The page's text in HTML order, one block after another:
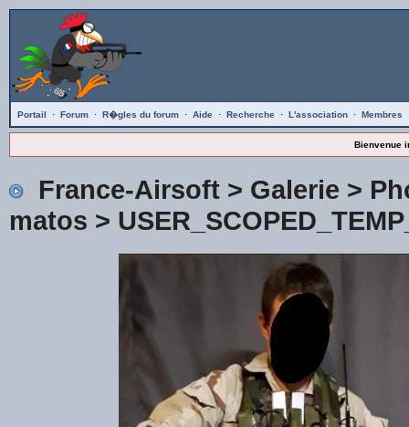
Portail · Forum · R�gles du forum · Aide · Recherche · L'association · Membres
Bienvenue
France-Airsoft> Galerie >
matos >